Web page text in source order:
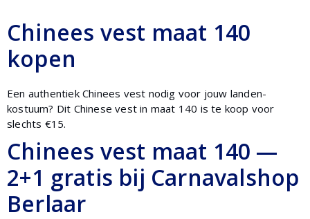
Chinees vest maat 140
kopen
Een authentiek Chinees vest nodig voor jouw landen-
kostuum? Dit Chinese vest in maat 140 is te koop voor
slechts €15.
Chinees vest maat 140 —
2+1 gratis bij Carnavalshop
Berlaar